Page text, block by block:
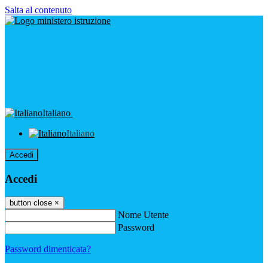
Salta al contenuto
Italiano
Italiano
Accedi
Accedi
button close ×
Nome Utente
Password
Password dimenticata?